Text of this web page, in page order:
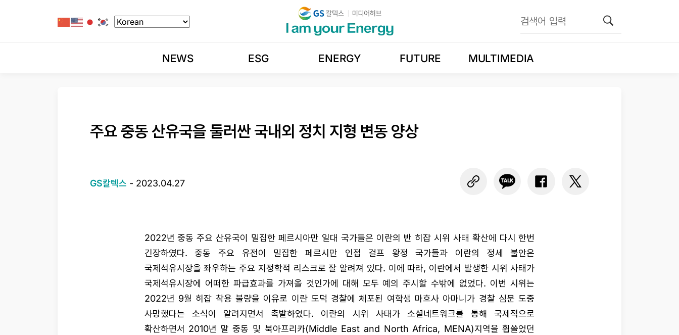
NEWS ESG ENERGY FUTURE MULTIMEDIA
주요 중동 산유국을 둘러싼 국내외 정치 지형 변동 양상
GS칼텍스 - 2023.04.27
2022년 중동 주요 산유국이 밀집한 페르시아만 일대 국가들은 이란의 반 히잡 시위 사태 확산에 다시 한번
긴장하였다. 중동 주요 유전이 밀집한 페르시만 인접 걸프 왕정 국가들과 이란의 정세 불안은
국제석유시장을 좌우하는 주요 지정학적 리스크로 잘 알려져 있다. 이에 따라, 이란에서 발생한 시위 사태가
국제석유시장에 어떠한 파급효과를 가져올 것인가에 대해 모두 예의 주시할 수밖에 없었다. 이번 시위는
2022년 9월 히잡 착용 불량을 이유로 이란 도덕 경찰에 체포된 여학생 마흐사 아마니가 경찰 심문 도중
사망했다는 소식이 알려지면서 촉발하였다. 이란의 시위 사태가 소셜네트워크를 통해 국제적으로
확산하면서 2010년 말 중동 및 북아프리카(Middle East and North Africa, MENA)지역을 휩쓸었던